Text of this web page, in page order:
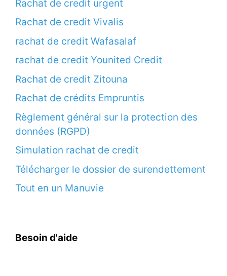
Rachat de credit urgent
Rachat de credit Vivalis
rachat de credit Wafasalaf
rachat de credit Younited Credit
Rachat de credit Zitouna
Rachat de crédits Empruntis
Règlement général sur la protection des
données (RGPD)
Simulation rachat de credit
Télécharger le dossier de surendettement
Tout en un Manuvie
Besoin d'aide